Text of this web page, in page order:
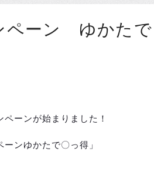
ペーン ゆかたで
ーンが始まりました！
ンゆかたで〇っ得」